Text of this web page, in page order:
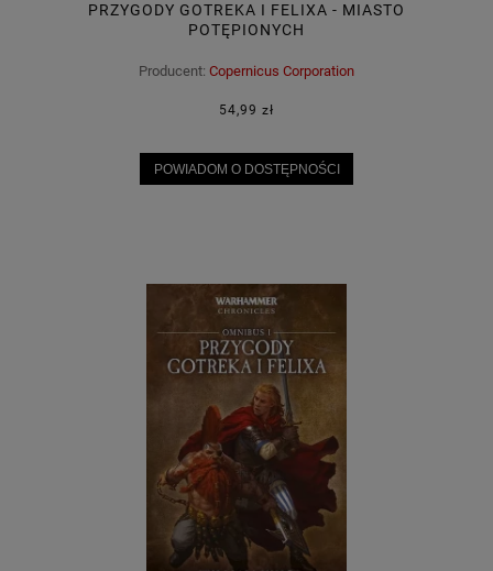
PRZYGODY GOTREKA I FELIXA - MIASTO
POTĘPIONYCH
Producent: Copernicus Corporation
54,99 zł
POWIADOM O DOSTĘPNOŚCI